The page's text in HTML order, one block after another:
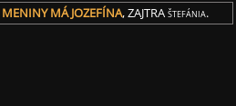
MENINY MÁJOZEFÍNA, ZAJTRA ŠTEFÁNIA.